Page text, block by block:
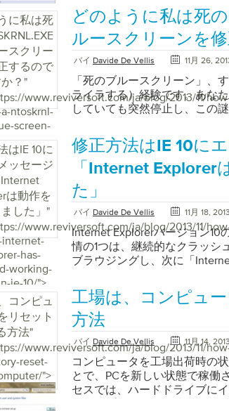
公式のMicrosoftサイトから
できます。 XPのための
ツール Windows転送ツールを
フォルダ、メールメッセージ
ログラム設定、ユーザー設定
送できます。ただし、ゲーム
Webブラウザなどのお気に入
送することはできません。
できますが、互換性の問題な
能性が高いです。アンチウィ
クティベーション）キーを使
クティブ化する必要のあるほ
動作しません。お気に入りの
ロードして再インストールす
れば、最新のバージョンまた
ようになり、互換性の問題は
ルでは、3つの方法でデータを
トワークを介してデータの転
はまったく同じです。どの方
の10の手順から始めてくださ
れます。 新しいコンピュータ
す。 [ すべてのプログラム ]オ
アクセサリー。 システムツー
Easy Transferアイコンをダブ
します。 この時点までにすべ
に多数の製品を用意していま
プロセスを経ることで、メン
きるかどうか、安価なアップ
ュータシステム全体に投資す
しば誤解されている概念は、
あり、どのようにこれがコン
するかということです。あな
ることは、始めるのに適して
セッサの使用状況が一覧表示
づくにつれて、システムの速
りします。残念なことに、
やや秘密にすることができま
ので、実際に使用しているメ
キーを押しながら” Alt “+” Del
セスして、メモリ使用量など
ェックします。 さまざまなオ
起こっているのかを理解する
メモリ。これはあなたのコン
る量です。今日、メモリはギ
の列の数値を使用してどれだ
い。メモリを購入する必要が
重要な番号の1つです。 キャッ
ことができる場所です。記憶
セスできるようにすることで
はアイテムをまだメモリにロ
ある可能性があります。これ
はものがありますが、あなた
空にすることができます。 無
に私は死
スクリー
するので
？ "
www.reviversoft.com/ja/blog/2013/11/
ntoskrnl-
screen-
">
どのように私は死
ルースクリーンを
バイ Davide De Vellis 11月 26,
「死のブルースクリーン」、
ライラする）経験です。あな
していても突然停止し、この
は、これは何度も何度も何度
は何かを得ることができませ
リーンを取得したら、すぐに
できます。 NTOSKRNL.exeは
を実行するので、
スを判断するために少しの試
基本的なコンピュータスキル
のブルースクリーン（BSOD
ザーの恐怖に襲われる” すべて
あることを確認してください
信頼できるわけではありませ
す。一部はオプションのアッ
場合がありますので、このリ
を要します。 ドライバーの更
ドウェアのサイトを確認して
ンストールされたデスクトッ
手します。サポートページに
のドライバのリストが表示さ
はIE 10に
ッセージ
は動作を
した」 "
www.reviversoft.com/ja/blog/2013/11/
has-
working-
ie-10/">
修正方法はIE 10に
「Internet Explorer
た」
バイ Davide De Vellis 11月 18, 2013
Internet Explorerバージョン10
情の1つは、継続的なクラッシ
ブラウジングし、次に「
のシナリオがあまりによく知
の問題を解決するのに役立つ
Internet Explorer（IE）に問題
ン、ツールバー、拡張機能、
導入です。これらのプログラ
を変更してリセットまたは無
らのプログラムを無効にして
いことがあります。 *記載さ
Windows XP、7、および8オ
コンピュ
リセット
方法"
www.reviversoft.com/ja/blog/2013/11/
reset-
">
工場は、コンピュ
方法
バイ Davide De Vellis 11月 14, 2013
コンピュータを工場出荷時の
とで、PCを新しい状態で稼働
セスでは、ハードドライブに